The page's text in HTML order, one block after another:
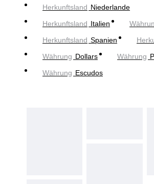
Herkunftsland Niederlande
Herkunftsland Italien
Herkunftsland Spanien
Währung Dollars Währung
Währung Escudos